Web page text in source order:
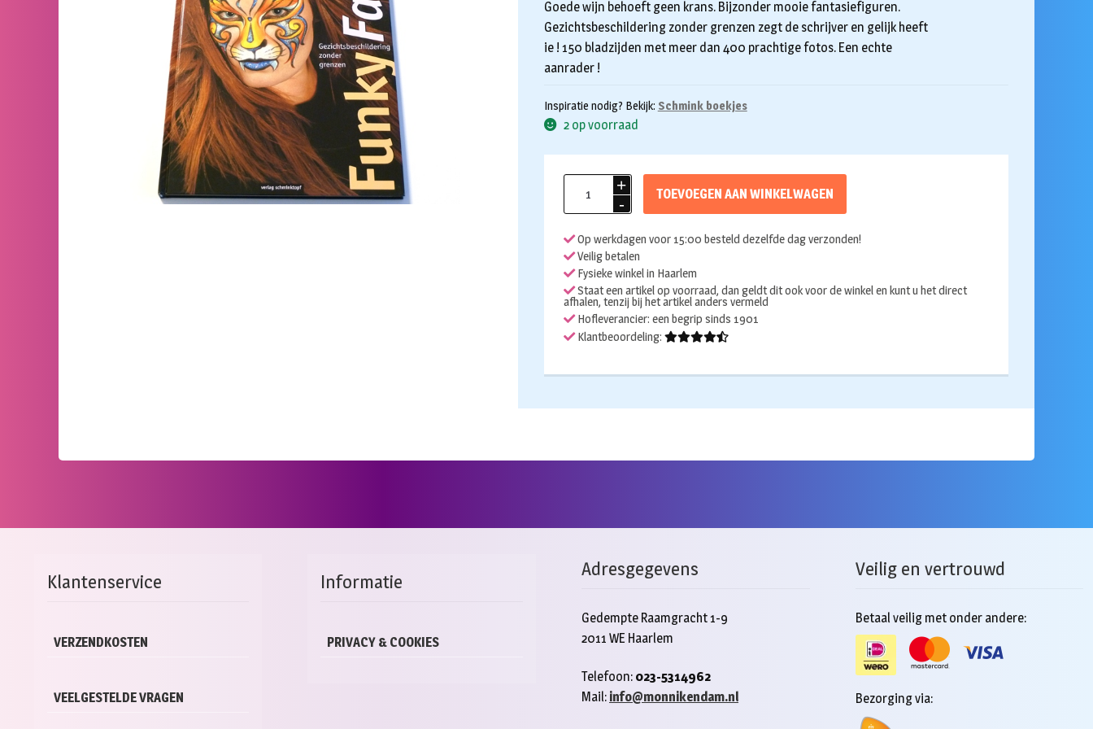
Goede wijn behoeft geen krans. Bijzonder mooie fantasiefiguren.
Gezichtsbeschildering zonder grenzen zegt de schrijver en gelijk heeft
ie ! 150 bladzijden met meer dan 400 prachtige fotos. Een echte
aanrader !
Inspiratie nodig? Bekijk: Schmink boekjes
2 op voorraad
funky
aantal
TOEVOEGEN AAN WINKELWAGEN
Op werkdagen voor 15:00 besteld dezelfde dag verzonden!
Veilig betalen
Fysieke winkel in Haarlem
Staat een artikel op voorraad, dan geldt dit ook voor de winkel en kunt u het direct
afhalen, tenzij bij het artikel anders vermeld
Hofleverancier: een begrip sinds 1901
Klantbeoordeling:
Klantenservice
VERZENDKOSTEN
VEELGESTELDE VRAGEN
Informatie
PRIVACY & COOKIES
Adresgegevens
Gedempte Raamgracht 1-9
2011 WE Haarlem
Telefoon: 023-5314962
Mail: info@monnikendam.nl
Veilig en vertrouwd
Betaal veilig met onder andere:
Bezorging via: